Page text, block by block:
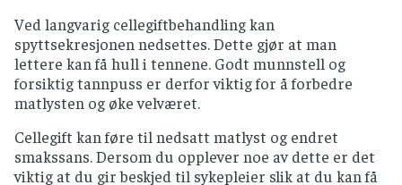
Ved langvarig cellegiftbehandling kan
spyttsekresjonen nedsettes. Dette gjør at man
lettere kan få hull i tennene. Godt munnstell og
forsiktig tannpuss er derfor viktig for å forbedre
matlysten og øke velværet.
Cellegift kan føre til nedsatt matlyst og endret
smakssans. Dersom du opplever noe av dette er det
viktig at du gir beskjed til sykepleier slik at du kan få